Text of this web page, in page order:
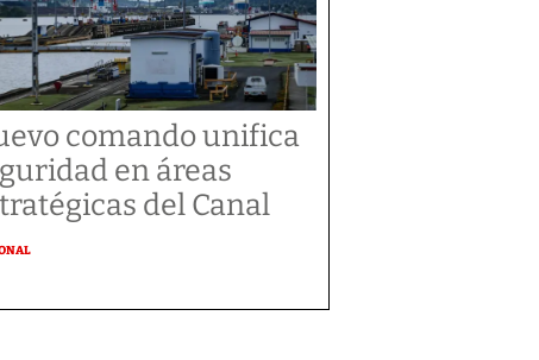
comando unifica
en áreas
del Canal